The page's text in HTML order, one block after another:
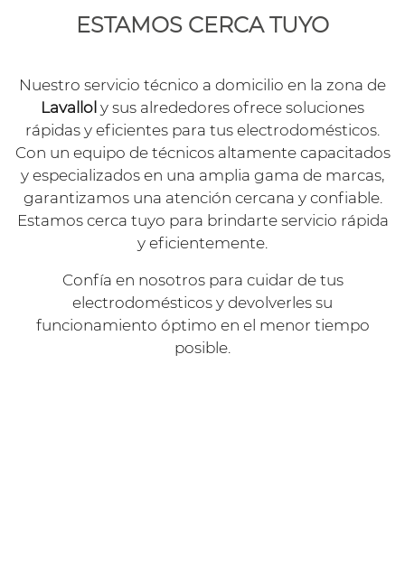
ESTAMOS CERCA TUYO
Nuestro servicio técnico a domicilio en la zona de
Lavallol y sus alrededores ofrece soluciones
rápidas y eficientes para tus electrodomésticos.
Con un equipo de técnicos altamente capacitados
y especializados en una amplia gama de marcas,
garantizamos una atención cercana y confiable.
Estamos cerca tuyo para brindarte servicio rápida
y eficientemente.
Confía en nosotros para cuidar de tus
electrodomésticos y devolverles su
funcionamiento óptimo en el menor tiempo
posible.